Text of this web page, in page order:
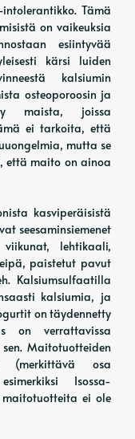
Tämä
on vaikeuksia
​​esiintyvää
kärsi luiden
kalsiumin
osteoporoosin ja
maista, joissa
ei tarkoita, että
mutta se
että maito on ainoa
kasviperäisistä
seesaminsiemenet
lehtikaali,
paistetut pavut
Kalsiumsulfaatilla
kalsiumia, ja
on täydennetty
on verrattavissa
Maitotuotteiden
(merkittävä osa
Isossa-
ei ole